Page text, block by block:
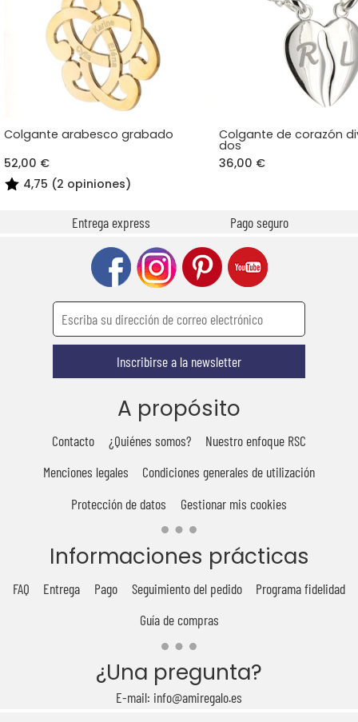
Colgante arabesco grabado
52,00 €
4,75 (2 opiniones)
Colgante de corazón
dos
36,00 €
Entrega express Pago seguro
Inscribirse a la newsletter
A propósito
Contacto ¿Quiénes somos?
Nuestro enfoque RSC
Menciones legales
Condiciones generales de utilización
Protección de datos
Gestionar mis cookies
Informaciones prácticas
FAQ Entrega Pago Seguimiento del pedido
Programa fidelidad
Guía de compras
¿Una pregunta?
E-mail: info@amiregalo.es